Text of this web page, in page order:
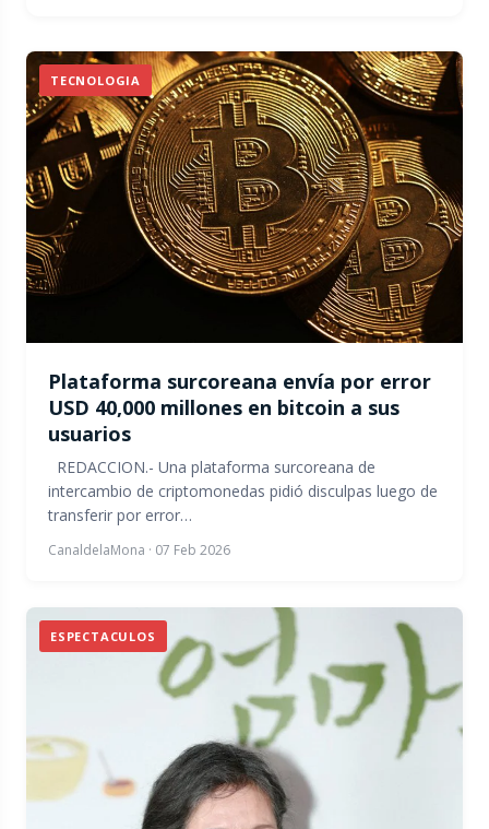
TECNOLOGIA
Plataforma surcoreana envía por error
USD 40,000 millones en bitcoin a sus
usuarios
REDACCION.- Una plataforma surcoreana de
intercambio de criptomonedas pidió disculpas luego de
transferir por error…
CanaldelaMona · 07 Feb 2026
ESPECTACULOS